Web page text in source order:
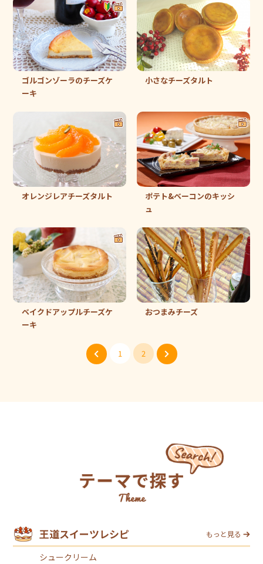
ゴルゴンゾーラのチーズケ
ーキ
小さなチーズタルト
オレンジレアチーズタルト
ポテト&ベーコンのキッシ
ュ
ベイクドアップルチーズケ
ーキ
おつまみチーズ
1 2
王道スイーツレシピ もっと見る
シュークリーム